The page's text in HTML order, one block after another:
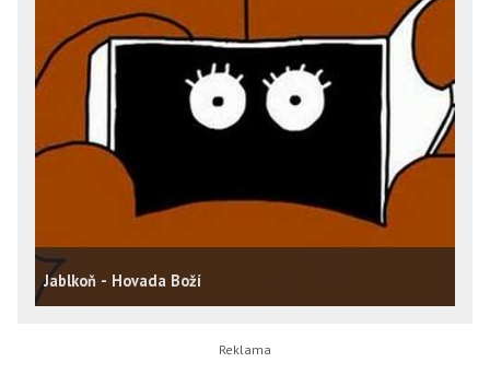
Jablkoň - Hovada Boží